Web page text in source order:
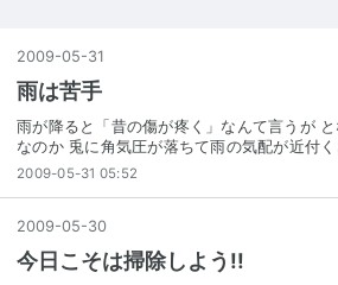
2009-05-31
雨は苦手
雨が降ると「昔の傷が疼く」なんて言うが と
なのか 兎に角気圧が落ちて雨の気配が近付
2009-05-31 05:52
2009-05-30
今日こそは掃除しよう!!